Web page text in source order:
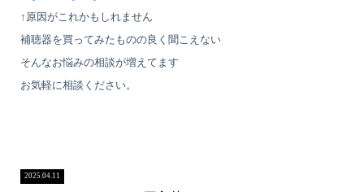
↑原因がこれかもしれません
補聴器を買ってみたものの良く聞こえない
そんなお悩みの相談が増えてます
お気軽に相談ください。
2025.04.11